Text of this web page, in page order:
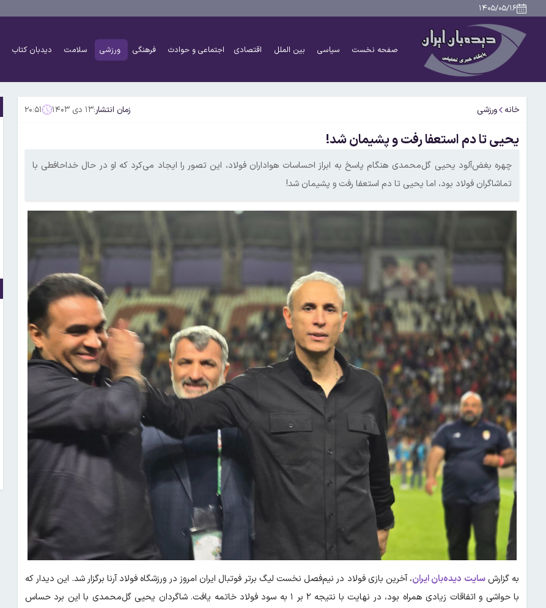
۱۴۰۵/۰۵/۱۶
صفحه نخست سیاسی بین الملل اقتصادی اجتماعی و حوادث فرهنگی ورزشی سلامت دیدبان کتاب
خانه ورزشی زمان انتشار:۱۳ دی ۱۴۰۳ ۲۰:۵۱
یحیی تا دم استعفا رفت و پشیمان شد!
چهره بغض‌آلود یحیی گل‌محمدی هنگام پاسخ به ابراز احساسات هواداران فولاد، این تصور را ایجاد می‌کرد که او در حال خداحافطی با
تماشاگران فولاد بود، اما یحیی تا دم استعفا رفت و پشیمان شد!
به گزارشسایت دیده‌بان ایران، آخرین بازی فولاد در نیم‌فصل نخست لیگ برتر فوتبال ایران امروز در ورزشگاه فولاد آرنا برگزار شد. این دیدار که
با حواشی و اتفاقات زیادی همراه بود، در نهایت با نتیجه ۲ بر ۱ به سود فولاد خاتمه یافت. شاگردان یحیی گل‌محمدی با این برد حساس